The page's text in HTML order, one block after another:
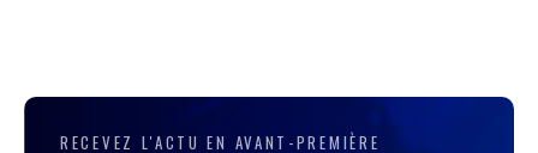
RECEVEZ L'ACTU EN AVANT-PREMIÈRE